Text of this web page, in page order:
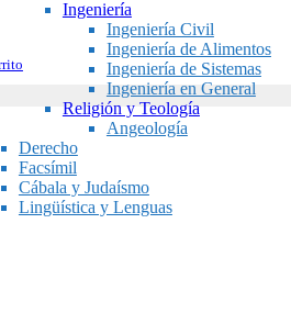
Ingeniería
Ingeniería Civil
Ingeniería de Alimentos
Ingeniería de Sistemas
Ingeniería en General
Religión y Teología
Angeología
Derecho
Facsímil
Cábala y Judaísmo
Lingüística y Lenguas